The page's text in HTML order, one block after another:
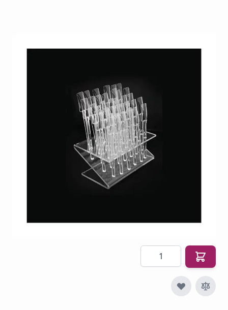
voor het tonen van nagelkleuren. Ideaal voor
gelpolish, nagellak en nail art.
BELL-COL-POP-32
€ 23,60
Aantal